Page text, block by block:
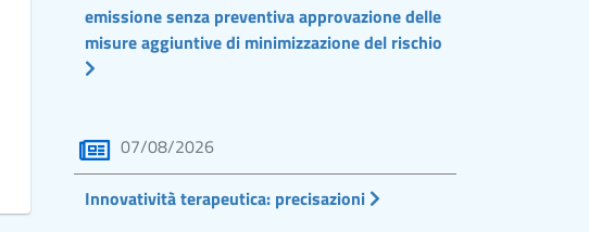
emissione senza preventiva approvazione delle
misure aggiuntive di minimizzazione del rischio
07/08/2026
Innovatività terapeutica: precisazioni